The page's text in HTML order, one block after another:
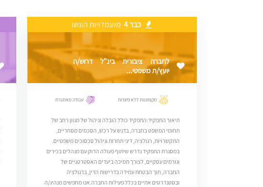
כבר 4 מועמדויות הוגשו
לחברה ציבורית בינ"ל דרוש/ה
יועץ/ת משפטי...
מקצוענות ללא פשרות עבודה מאתגרת
תיאור התפקיד:התפקיד כולל הובלה וניהול של מגוון רחב של
תחומי המשפט בחברה, בדגש על רכש, הסכמים מסחריים,
התקשרויות, רגולציה, דיני תחרות וניהול סכסוכים משפטיים.
במסגרת התפקיד נדרש שיתוף פעולה הדוק עם מנהלים בכירים
וגורמים עסקיים, לצורך תמיכה ביעדים האסטרטגיים של
החברה, תוך הבטחת עמידה בדרישות הדין, ברגולציה
ובסטנדרטים אתיים בכלל פעילות החברה.אנו מחפשים מנהיג/ה